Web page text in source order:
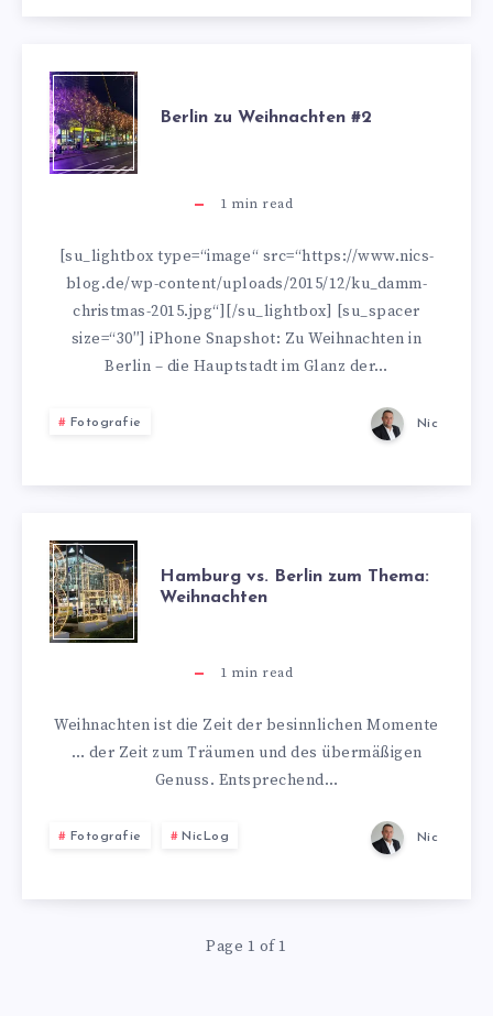
BERLIN
ZU
WEIHNACHTEN
#2
Berlin zu Weihnachten #2
1 min read
[su_lightbox type=“image“ src=“https://www.nics-
blog.de/wp-content/uploads/2015/12/ku_damm-
christmas-2015.jpg“][/su_lightbox] [su_spacer
size=“30″] iPhone Snapshot: Zu Weihnachten in
Berlin – die Hauptstadt im Glanz der…
Fotografie Nic
HAMBURG
VS.
BERLIN
ZUM
THEMA:
WEIHNACHTEN
Hamburg vs. Berlin zum Thema:
Weihnachten
1 min read
Weihnachten ist die Zeit der besinnlichen Momente
… der Zeit zum Träumen und des übermäßigen
Genuss. Entsprechend…
Fotografie NicLog Nic
Page 1 of 1